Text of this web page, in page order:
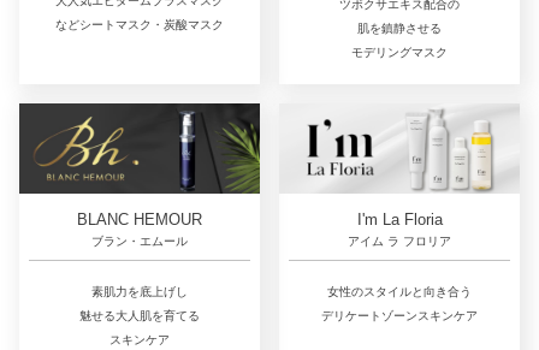
などシートマスク・炭酸マスク
ツボクサエキス配合の
肌を鎮静させる
モデリングマスク
BLANC HEMOUR
ブラン・エムール
素肌力を底上げし
魅せる大人肌を育てる
スキンケア
I'm La Floria
アイム ラ フロリア
女性のスタイルと向き合う
デリケートゾーンスキンケア